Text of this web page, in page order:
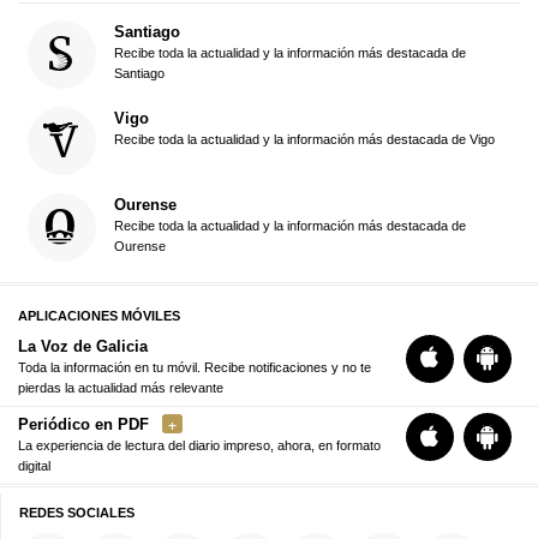
Santiago
Recibe toda la actualidad y la información más destacada de
Santiago
Vigo
Recibe toda la actualidad y la información más destacada de Vigo
Ourense
Recibe toda la actualidad y la información más destacada de
Ourense
APLICACIONES MÓVILES
La Voz de Galicia
Toda la información en tu móvil. Recibe notificaciones y no te
pierdas la actualidad más relevante
Periódico en PDF
La experiencia de lectura del diario impreso, ahora, en formato
digital
REDES SOCIALES